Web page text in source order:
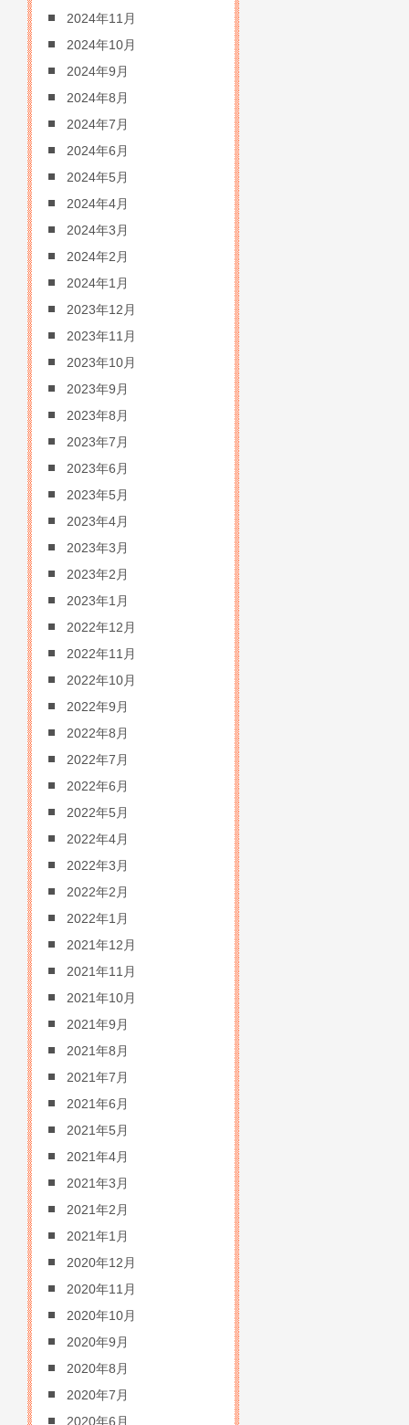
2024年11月
2024年10月
2024年9月
2024年8月
2024年7月
2024年6月
2024年5月
2024年4月
2024年3月
2024年2月
2024年1月
2023年12月
2023年11月
2023年10月
2023年9月
2023年8月
2023年7月
2023年6月
2023年5月
2023年4月
2023年3月
2023年2月
2023年1月
2022年12月
2022年11月
2022年10月
2022年9月
2022年8月
2022年7月
2022年6月
2022年5月
2022年4月
2022年3月
2022年2月
2022年1月
2021年12月
2021年11月
2021年10月
2021年9月
2021年8月
2021年7月
2021年6月
2021年5月
2021年4月
2021年3月
2021年2月
2021年1月
2020年12月
2020年11月
2020年10月
2020年9月
2020年8月
2020年7月
2020年6月